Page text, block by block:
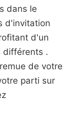
dans le
d'invitation
d'un
différents .
de votre
parti sur